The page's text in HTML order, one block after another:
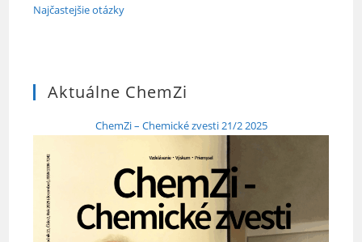
Najčastejšie otázky
Aktuálne ChemZi
ChemZi – Chemické zvesti 21/2 2025